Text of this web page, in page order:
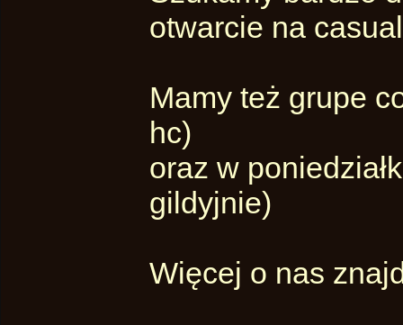
otwarcie na
Mamy też grupe
hc)
oraz w
gildyjnie)
Więcej o nas